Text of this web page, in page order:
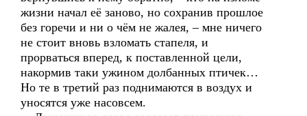
жизни начал её заново, но сохранив прошлое
без горечи и ни о чём не жалея, – мне ничего
не стоит вновь взломать стапеля, и
прорваться вперед, к поставленной цели,
накормив таки ужином долбанных птичек…
Но те в третий раз поднимаются в воздух и
уносятся уже насовсем.